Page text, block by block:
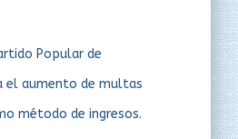
Popular de
el aumento de multas
método de ingresos.